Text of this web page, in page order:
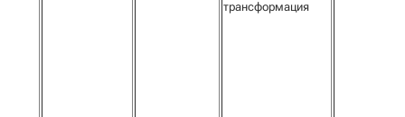
трансформация